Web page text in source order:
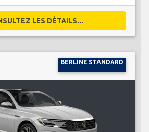
LES DÉTAILS...
BERLINE STANDARD